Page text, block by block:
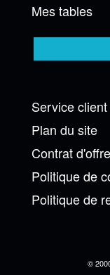
Mes tables
Service client
Plan du site
Contrat d'offre
Politique de
Politique de
©